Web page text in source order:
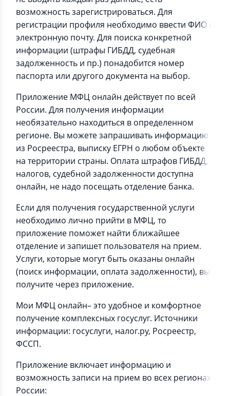
возможность зарегистрироваться. Для
регистрации профиля необходимо ввести ФИО и
электронную почту. Для поиска конкретной
информации (штрафы ГИБДД, судебная
задолженность и пр.) понадобится номер
паспорта или другого документа на выбор.
Приложение МФЦ онлайн действует по всей
России. Для получения информации
необязательно находиться в определенном
регионе. Вы можете запрашивать информацию
из Росреестра, выписку ЕГРН о любом объекте
на территории страны. Оплата штрафов ГИБДД,
налогов, судебной задолженности доступна
онлайн, не надо посещать отделение банка.
Если для получения государственной услуги
необходимо лично прийти в МФЦ, то
приложение поможет найти ближайшее
отделение и запишет пользователя на прием.
Услуги, которые могут быть оказаны онлайн
(поиск информации, оплата задолженности), вы
получите через приложение.
Мои МФЦ онлайн– это удобное и комфортное
получение комплексных госуслуг. Источники
информации: госуслуги, налог.ру, Росреестр,
ФССП.
Приложение включает информацию и
возможность записи на прием во всех регионах
России: